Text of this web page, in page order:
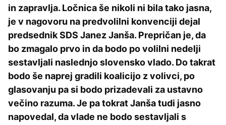
in zapravlja. Ločnica še nikoli ni bila tako jasna,
je v nagovoru na predvolilni konvenciji dejal
predsednik SDS Janez Janša. Prepričan je, da
bo zmagalo prvo in da bodo po volilni nedelji
sestavljali naslednjo slovensko vlado. Do takrat
bodo še naprej gradili koalicijo z volivci, po
glasovanju pa si bodo prizadevali za ustavno
večino razuma. Je pa tokrat Janša tudi jasno
napovedal, da vlade ne bodo sestavljali s